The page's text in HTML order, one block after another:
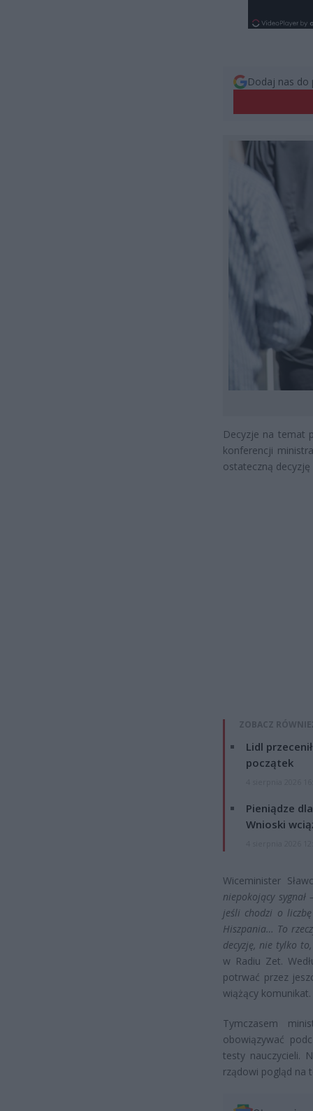
Dodaj nas do
Decyzje na temat
konferencji
ostateczną
ZOBACZ
Lidl
początek
Pieniądze
Wnioski
Wiceminister
niepokojący
jeśli chodzi o
Hiszpania… To
decyzję, nie tylko
w Radiu Zet.
potrwać przez
wiążący komunikat.
Tymczasem
obowiązywać
testy nauczycieli.
rządowi pogląd na